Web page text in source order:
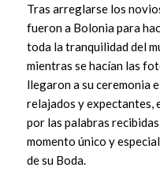
Tras arreglarse los
fueron a Bolonia para
toda la tranquilidad del
mientras se hacían las
llegaron a su ceremonia
relajados y expectantes,
por las palabras
momento único y
de su Boda.